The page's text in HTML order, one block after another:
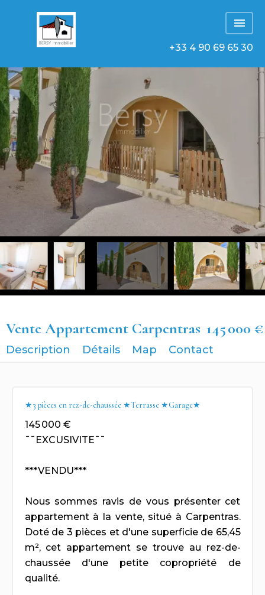
+33 4 90 69 65 30
Vente Appartement Carpentras 145 000 €
Description Détails Map Contact
★3 pièces en rez-de-chaussée ★Terrasse ★Garage★
145 000 €
¯¯EXCUSIVITE¯¯
***VENDU***
Nous sommes ravis de vous présenter cet
appartement à la vente, situé à Carpentras.
Doté de 3 pièces et d'une superficie de 65,45
m², cet appartement se trouve au rez-de-
chaussée d'une petite copropriété de
qualité.